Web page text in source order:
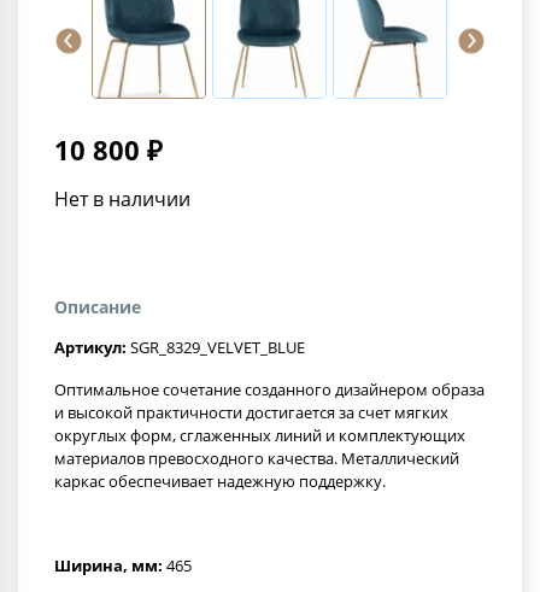
10 800 ₽
Нет в наличии
Описание
Артикул: SGR_8329_VELVET_BLUE
Оптимальное сочетание созданного дизайнером образа
и высокой практичности достигается за счет мягких
округлых форм, сглаженных линий и комплектующих
материалов превосходного качества. Металлический
каркас обеспечивает надежную поддержку.
Ширина, мм: 465